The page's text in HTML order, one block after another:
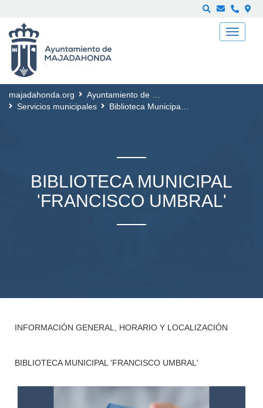
majadahonda.org
Ayuntamiento de Majadahonda
Servicios municipales
Biblioteca Municipal 'Francisco Umbral'
BIBLIOTECA MUNICIPAL
'FRANCISCO UMBRAL'
INFORMACIÓN GENERAL, HORARIO Y LOCALIZACIÓN
BIBLIOTECA MUNICIPAL 'FRANCISCO UMBRAL'